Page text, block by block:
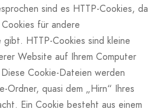
sind es HTTP-Cookies, da
für andere
HTTP-Cookies sind kleine
Website auf Ihrem Computer
Cookie-Dateien werden
Ordner, quasi dem „Hirn“ Ihres
Ein Cookie besteht aus einem